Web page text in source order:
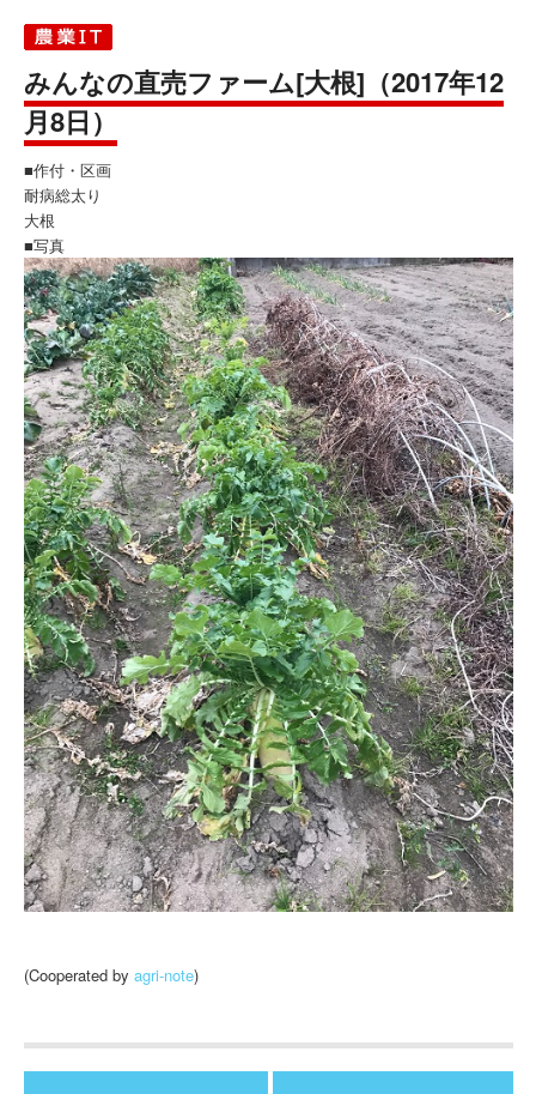
みんなの直売ファーム[大根]（2017年12
月8日）
■作付・区画
耐病総太り
大根
■写真
(Cooperated by agri-note)